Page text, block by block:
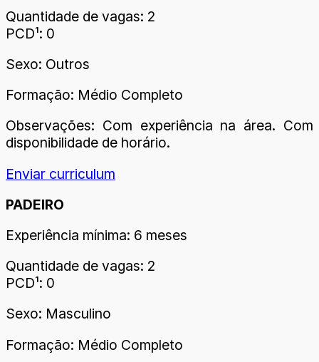
Quantidade de vagas: 2
PCD¹: 0
Sexo: Outros
Formação: Médio Completo
Observações: Com experiência na área. Com
disponibilidade de horário.
Enviar curriculum
PADEIRO
Experiência mínima: 6 meses
Quantidade de vagas: 2
PCD¹: 0
Sexo: Masculino
Formação: Médio Completo